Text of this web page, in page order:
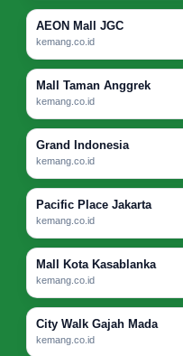
AEON Mall JGC
kemang.co.id
Mall Taman Anggrek
kemang.co.id
Grand Indonesia
kemang.co.id
Pacific Place Jakarta
kemang.co.id
Mall Kota Kasablanka
kemang.co.id
City Walk Gajah Mada
kemang.co.id